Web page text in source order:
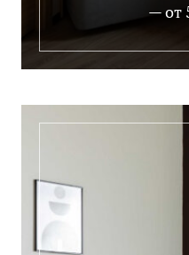
— от